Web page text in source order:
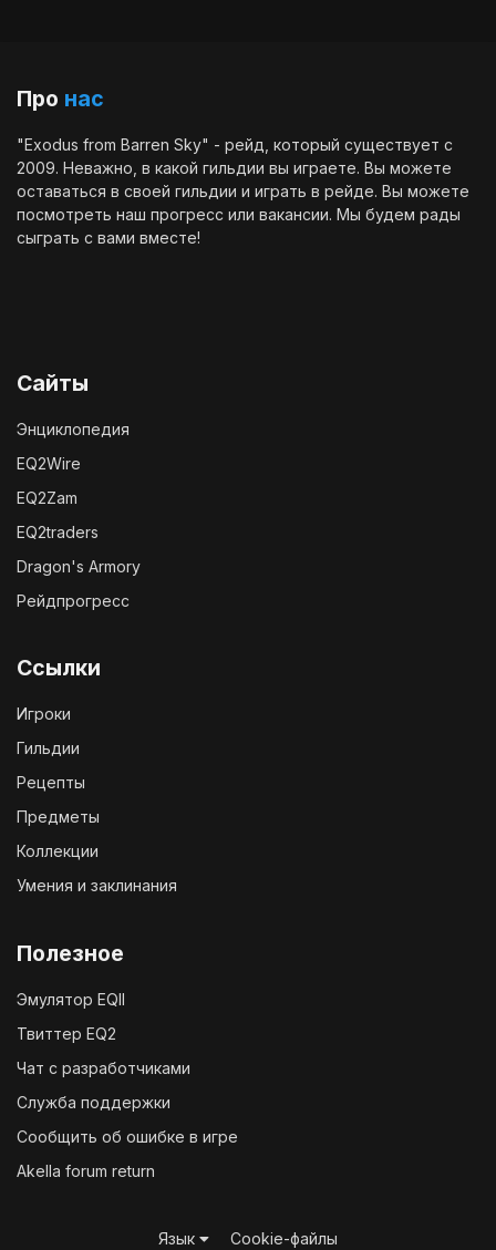
Про нас
"Exodus from Barren Sky" - рейд, который существует с
2009. Неважно, в какой гильдии вы играете. Вы можете
оставаться в своей гильдии и играть в рейде. Вы можете
посмотреть наш прогресс или вакансии. Мы будем рады
сыграть с вами вместе!
Сайты
Энциклопедия
EQ2Wire
EQ2Zam
EQ2traders
Dragon's Armory
Рейдпрогресс
Ссылки
Игроки
Гильдии
Рецепты
Предметы
Коллекции
Умения и заклинания
Полезное
Эмулятор EQII
Твиттер EQ2
Чат с разработчиками
Служба поддержки
Сообщить об ошибке в игре
Akella forum return
Язык Cookie-файлы